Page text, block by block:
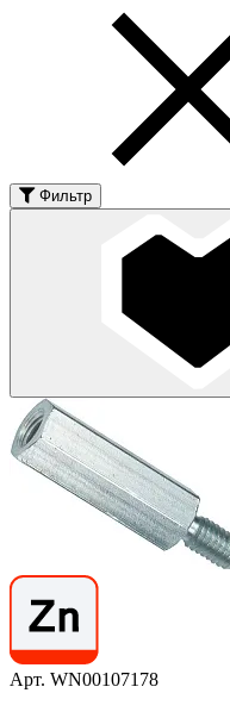
Фильтр
Арт. WN00107178